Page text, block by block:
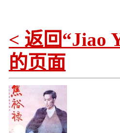
< 返回“Jiao
的页面